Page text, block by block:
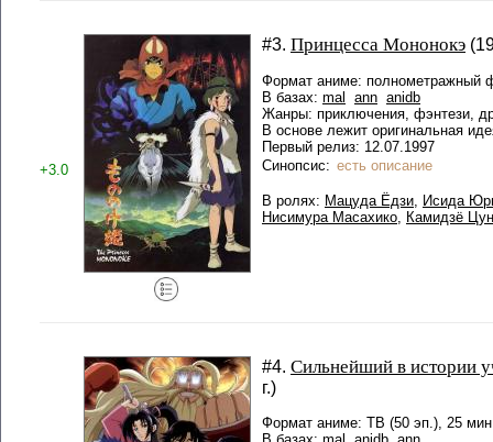
+3.0
#3. Принцесса Мононокэ
Формат аниме: полнометражный
В базах: mal ann anidb
Жанры: приключения, фэнтези,
В основе лежит оригинальная
Первый релиз: 12.07.1997
Синопсис: есть описание
В ролях: Мацуда Ёдзи, Исида
Нисимура Масахико, Камидзё
#4. Сильнейший в истории
г.)
Формат аниме: ТВ (50 эп.), 25